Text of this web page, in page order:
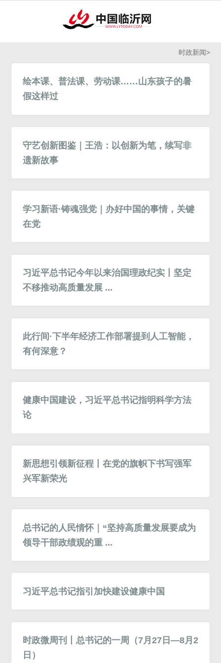
时政新闻>
绘本课、普法课、劳动课……山东孩子的暑
假这样过
守艺创新图鉴｜王浩：以创新为笔，续写非
遗新故事
学习新语·铸魂强党｜办好中国的事情，关键
在党
习近平总书记今年以来治国理政纪实丨坚定
不移推动高质量发展 ...
此行间·下半年经济工作部署提到人工智能，
有何深意？
健康中国建设，习近平总书记指明科学方法
论
新思想引领新征程丨在党的旗帜下书写强军
兴军新荣光
总书记的人民情怀｜“坚持高质量发展要成为
领导干部政绩观的重 ...
习近平总书记指引加快建设健康中国
时政微周刊丨总书记的一周（7月27日—8月2
日）